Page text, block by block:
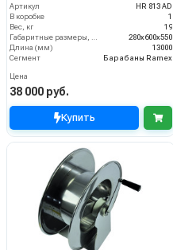
Артикул
HR 813 AD
В коробке
1
Вес, кг
19
280x600x550
Длина (мм)
13000
Сегмент
Барабаны Ramex
Цена
38 000 руб.
Купить